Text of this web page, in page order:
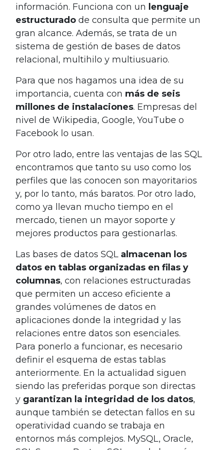
información. Funciona con un lenguaje
estructurado de consulta que permite un
gran alcance. Además, se trata de un
sistema de gestión de bases de datos
relacional, multihilo y multiusuario.
Para que nos hagamos una idea de su
importancia, cuenta con más de seis
millones de instalaciones. Empresas del
nivel de Wikipedia, Google, YouTube o
Facebook lo usan.
Por otro lado, entre las ventajas de las SQL
encontramos que tanto su uso como los
perfiles que las conocen son mayoritarios
y, por lo tanto, más baratos. Por otro lado,
como ya llevan mucho tiempo en el
mercado, tienen un mayor soporte y
mejores productos para gestionarlas.
Las bases de datos SQLalmacenan los
datos en tablas organizadas en filas y
columnas, con relaciones estructuradas
que permiten un acceso eficiente a
grandes volúmenes de datos en
aplicaciones donde la integridad y las
relaciones entre datos son esenciales.
Para ponerlo a funcionar, es necesario
definir el esquema de estas tablas
anteriormente. En la actualidad siguen
siendo las preferidas porque son directas
y garantizan la integridad de los datos,
aunque también se detectan fallos en su
operatividad cuando se trabaja en
entornos más complejos. MySQL, Oracle,